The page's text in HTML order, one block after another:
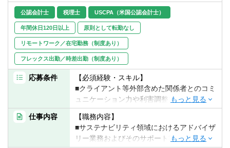
■Excelスキル（IF関数、VLOOKUP関数、
SUMIF関数や複数関数の組合せ、ピボット
テーブルによる集計および分析、VBAな
ど）
■データ準備、視覚化ツール、RPAなどデジ
タルツールを活用した実務経験（Alteryx、
Tableau、UiPath、Power BIなど）
■生成AI活用・開発経験（Chat GRP、
Microsoft Copilot、Phythonなど）
■決算業務効率化、ユーザー側からSAPなど
の会計システム導入の経験（業務要件定
義、UATなど）
■決算ワークフロー（Blackline、
ServiceNow、Workivaなど）導入の経験
③データ・ガバナンスの構築支援
■データ活用型ビジネスの推進支援
■財務報告/リスク報告等の正確性・効率性
の高度化支援
■経営戦略の実現に貢献するデータ活用やテ
クノロジー利用の検討支援
【業務の流れ・イメージ】
当該チームはシステム開発、プログラミン
グは行いません。あくまでクライアントの
ユーザー部門に寄り添い、最上流のフェー
ズからアドバイザリーを行っています。
公認会計士 税理士 USCPA（米国公認会計士）
年間休日120日以上 原則として転勤なし
リモートワーク／在宅勤務（制度あり）
フレックス出勤／時差出勤（制度あり）
応募条件
【必須経験・スキル】
■クライアント等外部含めた関係者とのコミ
ュニケーション力や利害調整力
■Microsoft Office（エクセル、パワーポイン
ト等）を用いた資料作成力
■サステナビリティ領域への高い興味や関心
▽監査法人やコンサルティング会社などで
仕事内容
【職務内容】
■サステナビリティ領域におけるアドバイザ
リー業務およびそのサポート業務